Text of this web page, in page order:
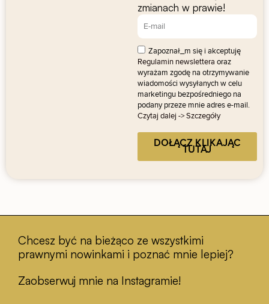
zmianach w prawie!
Zapoznał_m się i akceptuję
Regulamin newslettera oraz
wyrażam zgodę na otrzymywanie
wiadomości wysyłanych w celu
marketingu bezpośredniego na
podany przeze mnie adres e-mail.
Czytaj dalej -> Szczegóły
DOŁĄCZ KLIKAJĄC
TUTAJ
Chcesz być na bieżąco ze wszystkimi
prawnymi nowinkami i poznać mnie lepiej?
Zaobserwuj mnie na Instagramie!